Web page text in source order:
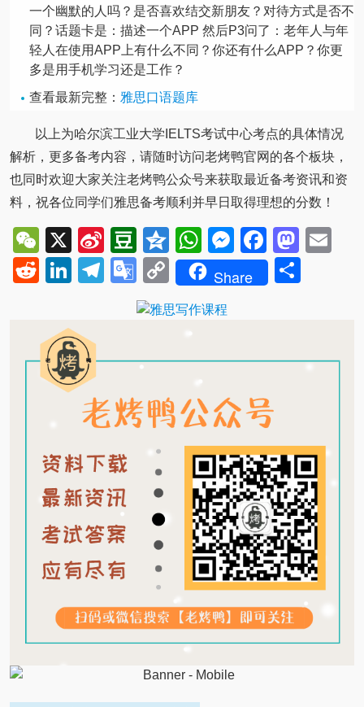
一个幽默的人吗？是否喜欢结交新朋友？对待方式是否不
同？话题卡是：描述一个APP 然后P3问了：老年人与年
轻人在使用APP上有什么不同？你还有什么APP？你更
多是用手机学习还是工作？
查看最新完整： 雅思口语题库
以上为哈尔滨工业大学IELTS考试中心考点的具体情况
解析，更多备考内容，请随时访问老烤鸭官网的各个板块，
也同时欢迎大家关注老烤鸭公众号来获取最近备考资讯和资
料，祝各位同学们雅思备考顺利并早日取得理想的分数！
WeChat
X
Sina
Weibo
Douban
QzoneWhatsApp
Messenger
RedditLinkedIn
Telegram
Google
Translate
Copy
Link
Share